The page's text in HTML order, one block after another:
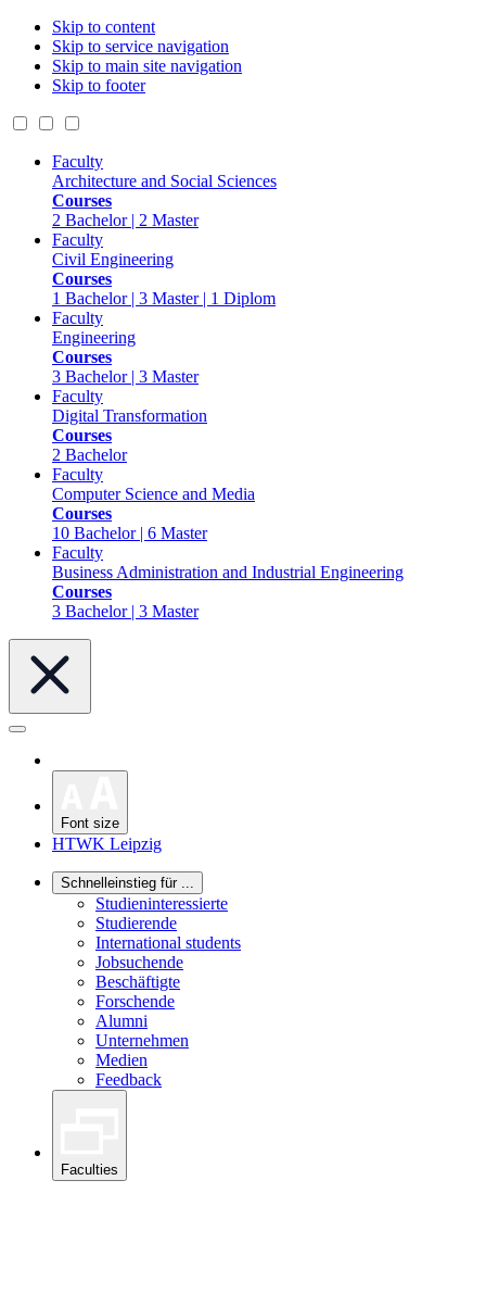
Skip to content
Skip to service navigation
Skip to main site navigation
Skip to footer
Faculty
Architecture and Social Sciences
Courses
2 Bachelor | 2 Master
Faculty
Civil Engineering
Courses
1 Bachelor | 3 Master | 1 Diplom
Faculty
Engineering
Courses
3 Bachelor | 3 Master
Faculty
Digital Transformation
Courses
2 Bachelor
Faculty
Computer Science and Media
Courses
10 Bachelor | 6 Master
Faculty
Business Administration and Industrial Engineering
Courses
3 Bachelor | 3 Master
Font size
HTWK Leipzig
Schnelleinstieg für ...
Studieninteressierte
Studierende
International students
Jobsuchende
Beschäftigte
Forschende
Alumni
Unternehmen
Medien
Feedback
Faculties